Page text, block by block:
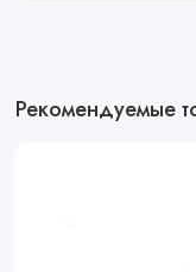
Рекомендуемые